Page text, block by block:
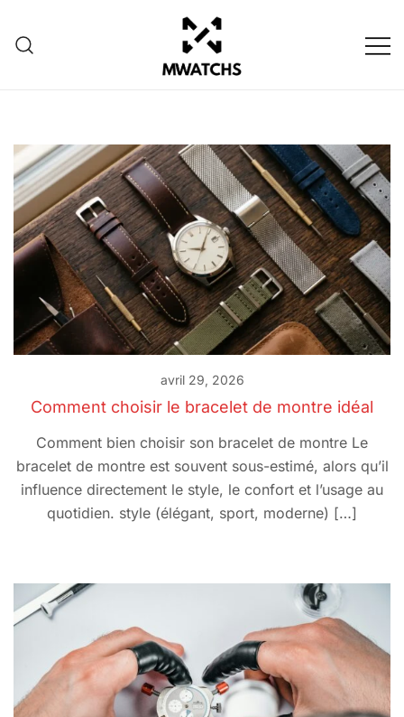
content
avril 29, 2026
Comment choisir le bracelet de montre idéal
Comment bien choisir son bracelet de montre Le
bracelet de montre est souvent sous-estimé, alors qu’il
influence directement le style, le confort et l’usage au
quotidien. style (élégant, sport, moderne) […]